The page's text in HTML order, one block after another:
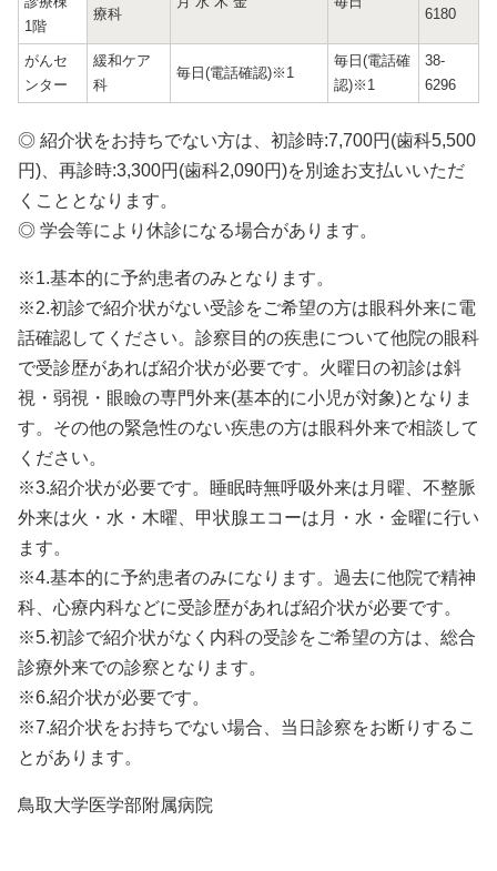
1階
療科 6180
がんセ
ンター
緩和ケア
科
毎日(電話確認)※1
毎日(電話確
認)※1
38-
6296
◎ 紹介状をお持ちでない方は、初診時:7,700円(歯科5,500
円)、再診時:3,300円(歯科2,090円)を別途お支払いいただ
くこととなります。
◎ 学会等により休診になる場合があります。
※1.基本的に予約患者のみとなります。
※2.初診で紹介状がない受診をご希望の方は眼科外来に電
話確認してください。診察目的の疾患について他院の眼科
で受診歴があれば紹介状が必要です。火曜日の初診は斜
視・弱視・眼瞼の専門外来(基本的に小児が対象)となりま
す。その他の緊急性のない疾患の方は眼科外来で相談して
ください。
※3.紹介状が必要です。睡眠時無呼吸外来は月曜、不整脈
外来は火・水・木曜、甲状腺エコーは月・水・金曜に行い
ます。
※4.基本的に予約患者のみになります。過去に他院で精神
科、心療内科などに受診歴があれば紹介状が必要です。
※5.初診で紹介状がなく内科の受診をご希望の方は、総合
診療外来での診察となります。
※6.紹介状が必要です。
※7.紹介状をお持ちでない場合、当日診察をお断りするこ
とがあります。
鳥取大学医学部附属病院